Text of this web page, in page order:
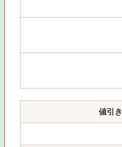
値引き